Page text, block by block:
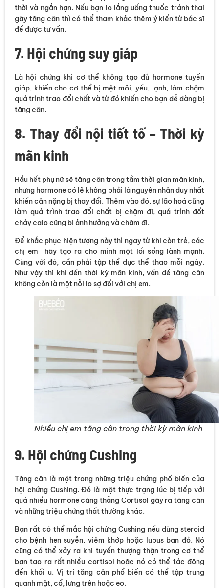
thời và ngắn hạn. Nếu bạn lo lắng uống thuốc tránh thai
gây tăng cân thì có thể tham khảo thêm ý kiến từ bác sĩ
để được tư vấn.
7. Hội chứng suy giáp
Là hội chứng khi cơ thể không tạo đủ hormone tuyến
giáp, khiến cho cơ thể bị mệt mỏi, yếu, lạnh, làm chậm
quá trình trao đổi chất và từ đó khiến cho bạn dễ dàng bị
tăng cân.
8. Thay đổi nội tiết tố – Thời kỳ
mãn kinh
Hầu hết phụ nữ sẽ tăng cân trong tầm thời gian mãn kinh,
nhưng hormone có lẽ không phải là nguyên nhân duy nhất
khiến cân nặng bị thay đổi. Thêm vào đó, sự lão hoá cũng
làm quá trình trao đổi chất bị chậm đi, quá trình đốt
cháy calo cũng bị ảnh hưởng và chậm đi.
Để khắc phục hiện tượng này thì ngay từ khi còn trẻ, các
chị em hãy tạo ra cho mình một lối sống lành mạnh.
Cùng với đó, cần phải tập thể dục thể thao mỗi ngày.
Như vậy thì khi đến thời kỳ mãn kinh, vấn đề tăng cân
không còn là một nỗi lo sợ đối với chị em.
Nhiều chị em tăng cân trong thời kỳ mãn kinh
9. Hội chứng Cushing
Tăng cân là một trong những triệu chứng phổ biến của
hội chứng Cushing. Đó là một thực trạng lúc bị tiếp với
quá nhiều hormone căng thẳng Cortisol gây ra tăng cân
và những triệu chứng thất thường khác.
Bạn rất có thể mắc hội chứng Cushing nếu dùng steroid
cho bệnh hen suyễn, viêm khớp hoặc lupus ban đỏ. Nó
cũng có thể xảy ra khi tuyến thượng thận trong cơ thể
bạn tạo ra rất nhiều cortisol hoặc nó có thể tác động
đến khối u. Vị trí tăng cân phổ biến có thể tập trung
quanh mặt, cổ, lưng trên hoặc eo.